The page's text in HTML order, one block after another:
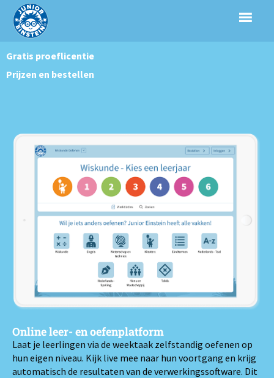
Gratis proeflicentie
Prijzen en bestellen
Online leer- en oefenplatform
Laat je leerlingen via de weektaak zelfstandig oefenen op
hun eigen niveau. Kijk live mee naar hun voortgang en krijg
automatisch de resultaten van de verwerkingssoftware. Dit